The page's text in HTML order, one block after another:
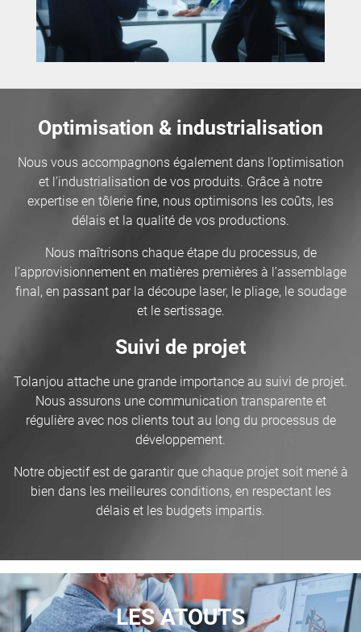
Optimisation & industrialisation
Nous vous accompagnons également dans l’optimisation
et l’industrialisation de vos produits. Grâce à notre
expertise en tôlerie fine, nous optimisons les coûts, les
délais et la qualité de vos productions.
Nous maîtrisons chaque étape du processus, de
l’approvisionnement en matières premières à l’assemblage
final, en passant par la découpe laser, le pliage, le soudage
et le sertissage.
Suivi de projet
Tolanjou attache une grande importance au suivi de projet.
Nous assurons une communication transparente et
régulière avec nos clients tout au long du processus de
développement.
Notre objectif est de garantir que chaque projet soit mené à
bien dans les meilleures conditions, en respectant les
délais et les budgets impartis.
LES ATOUTS